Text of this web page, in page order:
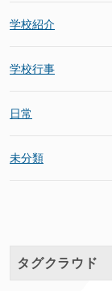
学校紹介
学校行事
日常
未分類
タグクラウド